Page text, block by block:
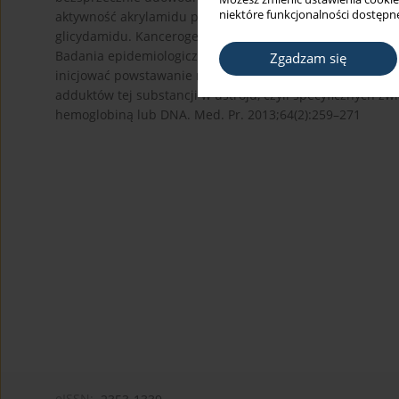
niektóre funkcjonalności
Zgadzam się
aktywność akrylamidu przejawia się głównie po jego
glicydamidu. Kancerogenne działanie akrylamidu
Badania epidemiologiczne nie dostarczają
inicjować powstawanie nowotworów u ludzi. Ocena
adduktów tej substancji w ustroju, czyli specyficznych
hemoglobiną lub DNA. Med. Pr. 2013;64(2):259–271